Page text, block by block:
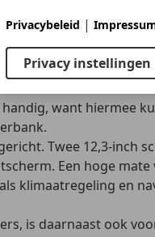
Privacybeleid |
Privacy instellingen
In de
een dubbele
want hiermee
Twee 12,3-inch
Een hoge
klimaatregeling en
is daarnaast ook